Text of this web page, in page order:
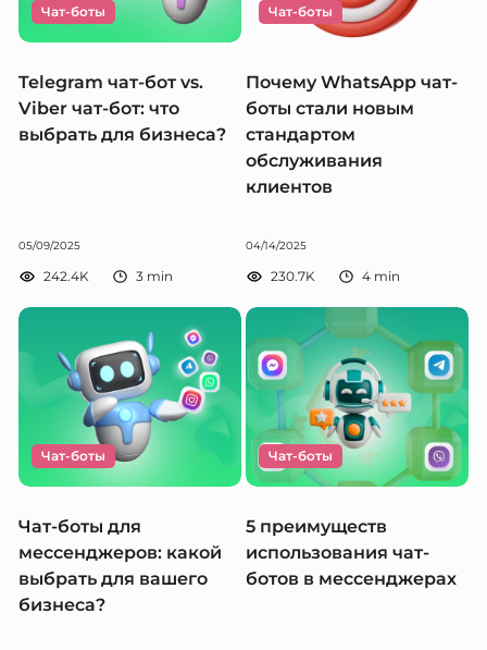
Чат-боты
Telegram чат-бот vs.
Viber чат-бот: что
выбрать для бизнеса?
05/09/2025
242.4K 3 min
Чат-боты
Почему WhatsApp чат-
боты стали новым
стандартом
обслуживания
клиентов
04/14/2025
230.7K 4 min
Чат-боты
Чат-боты для
мессенджеров: какой
выбрать для вашего
бизнеса?
Чат-боты
5 преимуществ
использования чат-
ботов в мессенджерах